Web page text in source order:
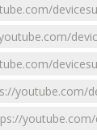
youtube.com/